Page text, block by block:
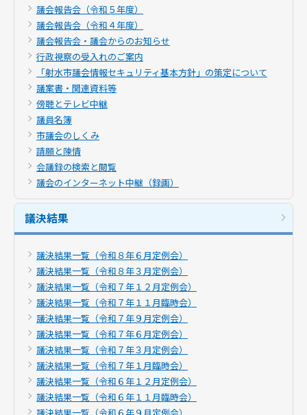
議会報告会（令和５年度）
議会報告会（令和４年度）
議会報告会・議会からのお知らせ
行政視察の受入れのご案内
「射水市議会情報セキュリティ基本方針」の策定について
議案書・関連資料等
傍聴とテレビ中継
議員名簿
市議会のしくみ
請願と陳情
会議録の検索と閲覧
議会のインターネット中継（録画）
議決結果
議決結果一覧（令和８年６月定例会）
議決結果一覧（令和８年３月定例会）
議決結果一覧（令和７年１２月定例会）
議決結果一覧（令和７年１１月臨時会）
議決結果一覧（令和７年９月定例会）
議決結果一覧（令和７年６月定例会）
議決結果一覧（令和７年３月定例会）
議決結果一覧（令和７年１月臨時会）
議決結果一覧（令和６年１２月定例会）
議決結果一覧（令和６年１１月臨時会）